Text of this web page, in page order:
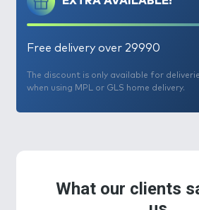
csalin8/0 méretű, ultrahegyes,
acél horgoktalálhatók. Kötelező
kuttyogatás szerelmeseinek, de e
harcsákat érzékelünk, és nem
megzavarni hangoskodással.
Free delivery over 29990
The discount is only available for
when using MPL or GLS home delivery.